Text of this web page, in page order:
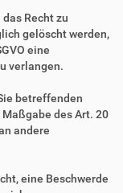
Recht zu
gelöscht werden,
eine
verlangen.
betreffenden
des Art. 20
andere
eine Beschwerde